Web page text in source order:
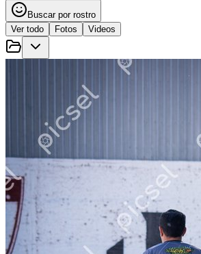
Buscar por rostro
Ver todo
Fotos Videos